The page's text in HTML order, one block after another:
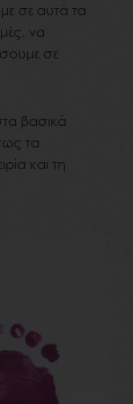
σε αυτά τα
να
σε
βασικά
τα
και τη